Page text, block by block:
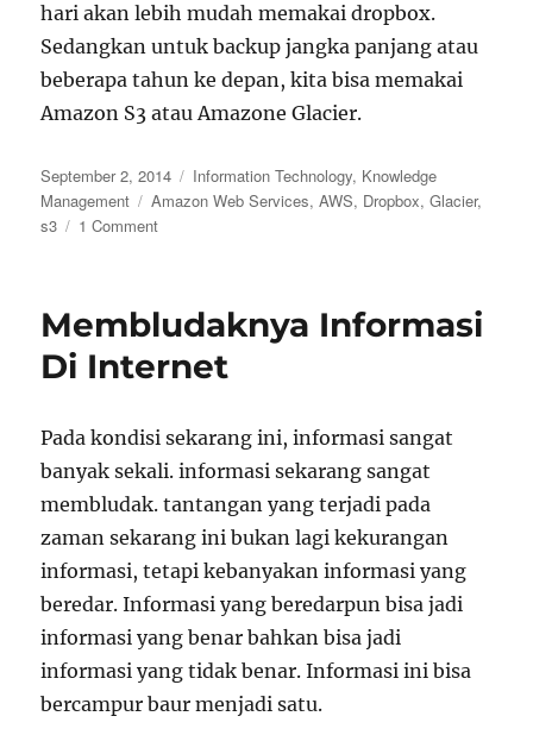
hari akan lebih mudah memakai dropbox.
Sedangkan untuk backup jangka panjang atau
beberapa tahun ke depan, kita bisa memakai
Amazon S3 atau Amazone Glacier.
Posted
on
September 2, 2014 Categories
Information Technology, Knowledge
Management
Tags
Amazon Web Services,AWS, Dropbox,Glacier,
s3
1 Commenton
Service
S3,
Glacier
Membludaknya Informasi
Di Internet
Pada kondisi sekarang ini, informasi sangat
banyak sekali. informasi sekarang sangat
membludak. tantangan yang terjadi pada
zaman sekarang ini bukan lagi kekurangan
informasi, tetapi kebanyakan informasi yang
beredar. Informasi yang beredarpun bisa jadi
informasi yang benar bahkan bisa jadi
informasi yang tidak benar. Informasi ini bisa
bercampur baur menjadi satu.